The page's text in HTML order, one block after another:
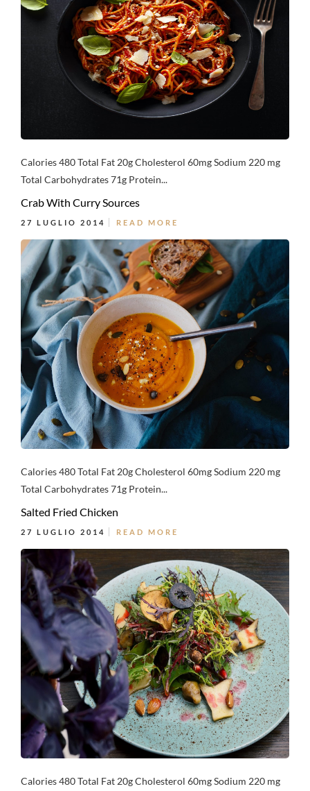
Calories 480 Total Fat 20g Cholesterol 60mg Sodium 220 mg
Total Carbohydrates 71g Protein...
Crab With Curry Sources
27 LUGLIO 2014 READ MORE
Calories 480 Total Fat 20g Cholesterol 60mg Sodium 220 mg
Total Carbohydrates 71g Protein...
Salted Fried Chicken
27 LUGLIO 2014 READ MORE
Calories 480 Total Fat 20g Cholesterol 60mg Sodium 220 mg